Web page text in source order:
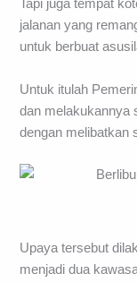
Tapi juga tempat
jalanan yang
untuk berbuat
Untuk itulah
dan melakukannya
dengan melibatkan
Upaya tersebut
menjadi dua